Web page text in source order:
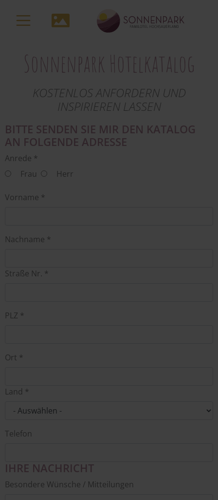
Inhalt
Media-
Sonnenpark Hotelkatalog
KOSTENLOS ANFORDERN UND
INSPIRIEREN LASSEN
BITTE SENDEN SIE MIR DEN KATALOG
AN FOLGENDE ADRESSE
Anrede *
Frau
Herr
Vorname *
Nachname *
Straße Nr. *
PLZ *
Ort *
Land *
Telefon
IHRE NACHRICHT
Besondere Wünsche / Mitteilungen